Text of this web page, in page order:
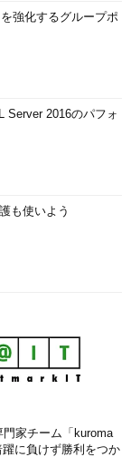
強化するグループポ
Server 2016のパフォ
も使いよう
門家チーム「kuroma
に負けず勝利をつか